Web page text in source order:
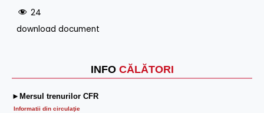
INFO CĂLĂTORI
►Mersul trenurilor CFR
Informatii din circulaţie
24
download document